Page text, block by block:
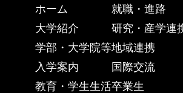
ホーム
大学紹介
学部・大学院等
入学案内
教育・学生生活
就職・進路
研究・産学連
地域連携
国際交流
卒業生